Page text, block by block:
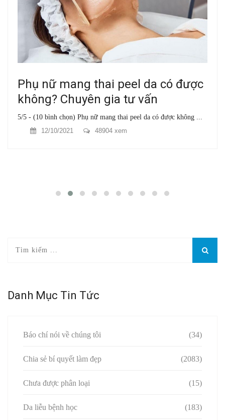
Phụ nữ mang thai peel da có được
không? Chuyên gia tư vấn
5/5 - (10 bình chọn) Phụ nữ mang thai peel da có được không ...
12/10/2021
48904 xem
Danh Mục Tin Tức
Báo chí nói về chúng tôi (34)
Chia sẻ bí quyết làm đẹp (2083)
Chưa được phân loại (15)
Da liễu bệnh học (183)